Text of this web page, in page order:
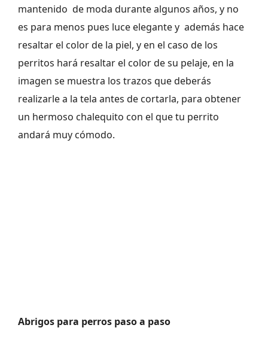
mantenido de moda durante algunos años, y no
es para menos pues luce elegante y además hace
resaltar el color de la piel, y en el caso de los
perritos hará resaltar el color de su pelaje, en la
imagen se muestra los trazos que deberás
realizarle a la tela antes de cortarla, para obtener
un hermoso chalequito con el que tu perrito
andará muy cómodo.
Abrigos para perros paso a paso